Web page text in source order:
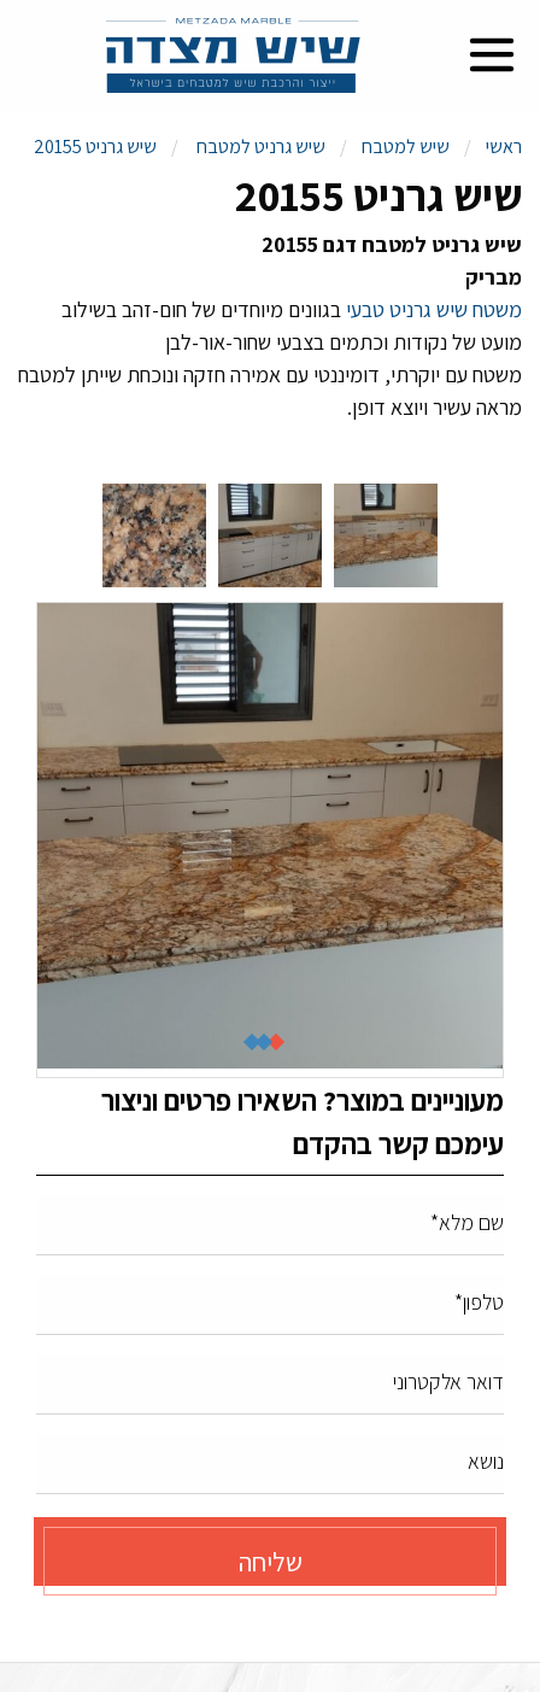
ראשי שיש למטבח שיש גרניט למטבח שיש גרניט 20155
שיש גרניט 20155
שיש גרניט למטבח דגם 20155
מבריק
משטח שיש גרניט טבעי בגוונים מיוחדים של חום-זהב בשילוב
מועט של נקודות וכתמים בצבעי שחור-אור-לבן
משטח עם יוקרתי, דומיננטי עם אמירה חזקה ונוכחת שייתן למטבח
מראה עשיר ויוצא דופן.
מעוניינים במוצר? השאירו פרטים וניצור
עימכם קשר בהקדם
שם מלא*
טלפון*
דואר אלקטרוני
נושא
שליחה